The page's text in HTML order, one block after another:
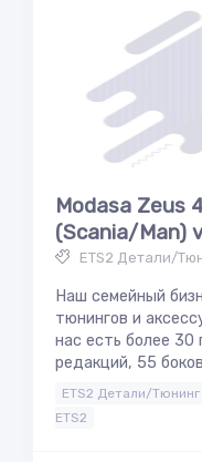
Modasa Zeus
(Scania/Man)
ETS2 Детали/
Наш семейный
тюнингов и
нас есть более 30
редакций, 55
ETS2 Детали/Тюнинг
ETS2